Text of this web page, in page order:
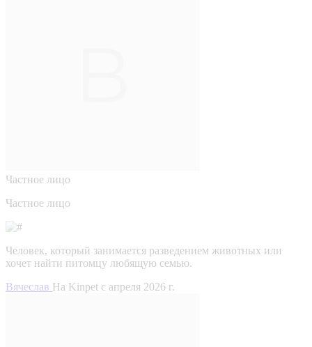
Частное лицо
Частное лицо
Человек, который занимается разведением животных или
хочет найти питомцу любящую семью.
Вячеслав На Kinpet c апреля 2026 г.